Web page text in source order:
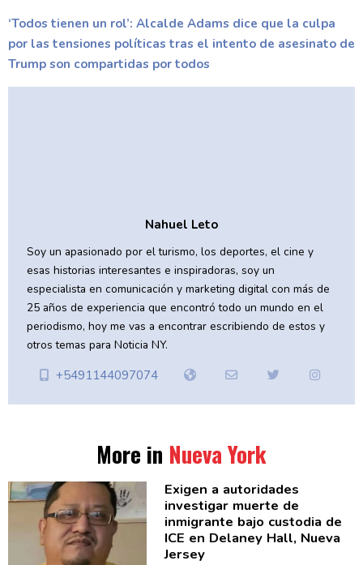
‘Todos tienen un rol’: Alcalde Adams dice que la culpa
por las tensiones políticas tras el intento de asesinato de
Trump son compartidas por todos
Nahuel Leto
Soy un apasionado por el turismo, los deportes, el cine y
esas historias interesantes e inspiradoras, soy un
especialista en comunicación y marketing digital con más de
25 años de experiencia que encontró todo un mundo en el
periodismo, hoy me vas a encontrar escribiendo de estos y
otros temas para Noticia NY.
+5491144097074
More in Nueva York
Exigen a autoridades
investigar muerte de
inmigrante bajo custodia de
ICE en Delaney Hall, Nueva
Jersey